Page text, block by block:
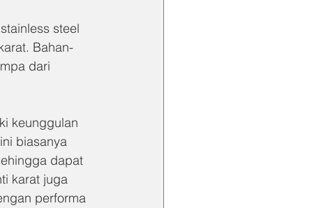
steel
Bahan-
dari
keunggulan
biasanya
dapat
karat juga
performa